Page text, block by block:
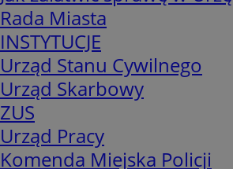
Rada Miasta
INSTYTUCJE
Urząd Stanu Cywilnego
Urząd Skarbowy
ZUS
Urząd Pracy
Komenda Miejska Policji